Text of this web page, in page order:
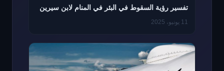
تفسير رؤية السقوط في البئر في المنام لابن سيرين
11 يونيو، 2025